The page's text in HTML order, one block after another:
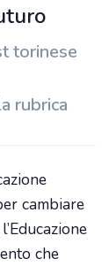
torinese
rubrica
cambiare
che